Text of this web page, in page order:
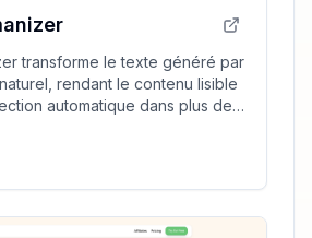
transforme le texte généré par
rendant le contenu lisible
automatique dans plus de